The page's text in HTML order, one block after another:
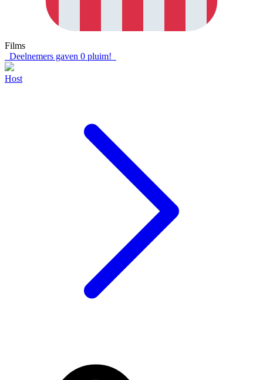
Films
Deelnemers gaven 0 pluim!
Host